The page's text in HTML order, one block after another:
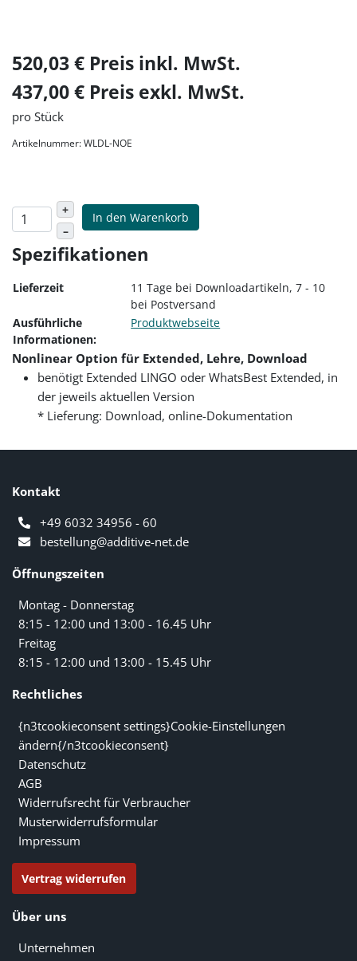
520,03 € Preis inkl. MwSt.
437,00 € Preis exkl. MwSt.
pro Stück
Artikelnummer: WLDL-NOE
+
–
In den Warenkorb
Spezifikationen
Lieferzeit
11 Tage bei Downloadartikeln, 7 - 10
bei Postversand
Ausführliche
Informationen:
Produktwebseite
Nonlinear Option für Extended, Lehre, Download
benötigt Extended LINGO oder WhatsBest Extended, in
der jeweils aktuellen Version
* Lieferung: Download, online-Dokumentation
Kontakt
+49 6032 34956 - 60
bestellung@additive-net.de
Öffnungszeiten
Montag - Donnerstag
8:15 - 12:00 und 13:00 - 16.45 Uhr
Freitag
8:15 - 12:00 und 13:00 - 15.45 Uhr
Rechtliches
{n3tcookieconsent settings}Cookie-Einstellungen
ändern{/n3tcookieconsent}
Datenschutz
AGB
Widerrufsrecht für Verbraucher
Musterwiderrufsformular
Impressum
Vertrag widerrufen
Über uns
Unternehmen